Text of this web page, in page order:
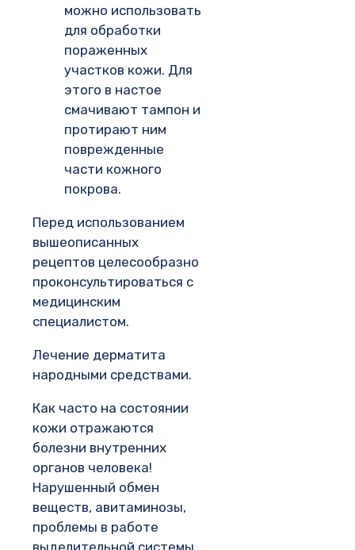
можно использовать
для обработки
пораженных
участков кожи. Для
этого в настое
смачивают тампон и
протирают ним
поврежденные
части кожного
покрова.
Перед использованием
вышеописанных
рецептов целесообразно
проконсультироваться с
медицинским
специалистом.
Лечение дерматита
народными средствами.
Как часто на состоянии
кожи отражаются
болезни внутренних
органов человека!
Нарушенный обмен
веществ, авитаминозы,
проблемы в работе